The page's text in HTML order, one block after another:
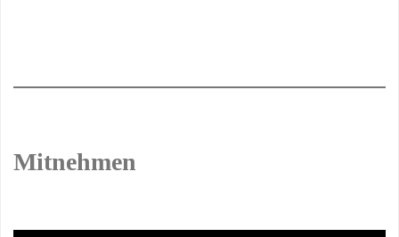
Mitnehmen